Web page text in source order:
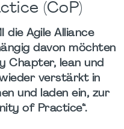
(CoP)
die Agile Alliance
davon möchten
Chapter, lean und
verstärkt in
und laden ein, zur
of Practice“.